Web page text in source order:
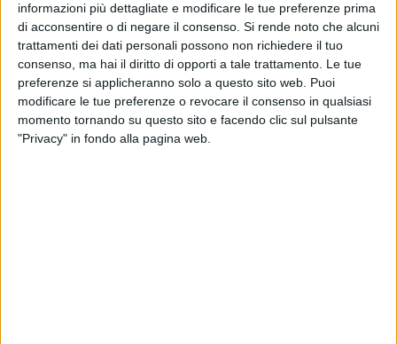
informazioni più dettagliate e modificare le tue preferenze prima
di acconsentire o di negare il consenso. Si rende noto che alcuni
trattamenti dei dati personali possono non richiedere il tuo
consenso, ma hai il diritto di opporti a tale trattamento. Le tue
preferenze si applicheranno solo a questo sito web. Puoi
modificare le tue preferenze o revocare il consenso in qualsiasi
momento tornando su questo sito e facendo clic sul pulsante
"Privacy" in fondo alla pagina web.
giornata del campionato nazionale di Serie A. Il match, in
programmadomenica 27 aprilealle ore18:00, si disputerà
tra le mura amiche delPalapansini di Giovinazzo, dove le
neroverdi cercheranno di consolidare la propria posizione in
classifica.​
Le campionesse d'Italia sono reduci da una serie di